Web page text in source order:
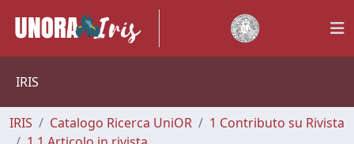
IRIS
IRIS Catalogo Ricerca UniOR
1 Contributo su Rivista